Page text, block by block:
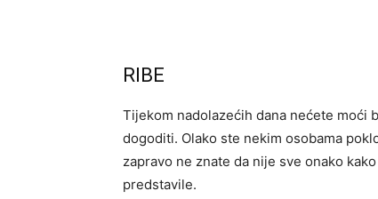
RIBE
Tijekom nadolazećih dana nećete moći
dogoditi. Olako ste nekim osobama
zapravo ne znate da nije sve onako
predstavile.